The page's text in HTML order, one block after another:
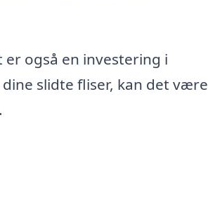
er også en investering i
slidte fliser, kan det være